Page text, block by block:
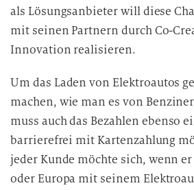
als Lösungsanbieter will diese
mit seinen Partnern durch Co-
Innovation realisieren.
Um das Laden von Elektroautos
machen, wie man es von
muss auch das Bezahlen ebenso
barrierefrei mit Kartenzahlung
jeder Kunde möchte sich, wenn
oder Europa mit seinem